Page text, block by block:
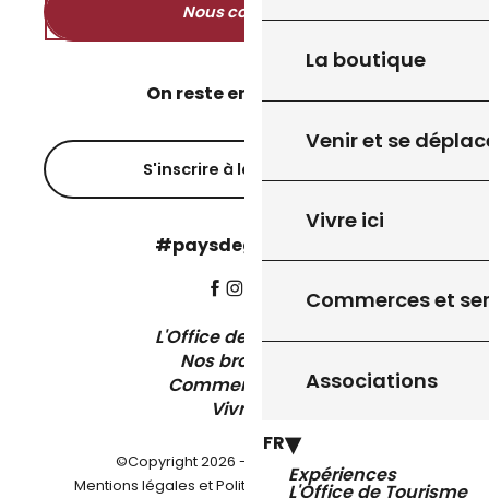
La boutique
Venir et se
Vivre ici
Commerces et
Associations
FR
Expériences
L'Office de Tourisme
Nous contacter
On reste en contact ?
S'inscrire à la newsletter
#paysdegourdon !
L'Office de Tourisme
Nos brochures
Comment venir ?
Vivre ici
©Copyright 2026 - Pays de Gourdon
Mentions légales et Politique de confidentialité-